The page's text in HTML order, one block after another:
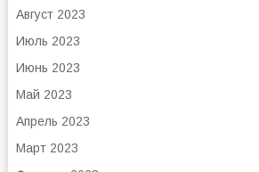
Август 2023
Июль 2023
Июнь 2023
Май 2023
Апрель 2023
Март 2023